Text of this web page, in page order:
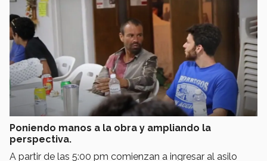
Poniendo manos a la obra y ampliando la
perspectiva.
A partir de las 5:00 pm comienzan a ingresar al asilo